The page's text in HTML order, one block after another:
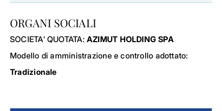
ORGANI SOCIALI
SOCIETA' QUOTATA: AZIMUT HOLDING SPA
Modello di amministrazione e controllo adottato:
Tradizionale